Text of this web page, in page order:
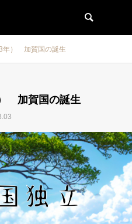
年） 加賀国の誕生
加賀国の誕生